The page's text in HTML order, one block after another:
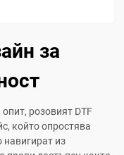
за
розовият DTF
който опростява
навигират из